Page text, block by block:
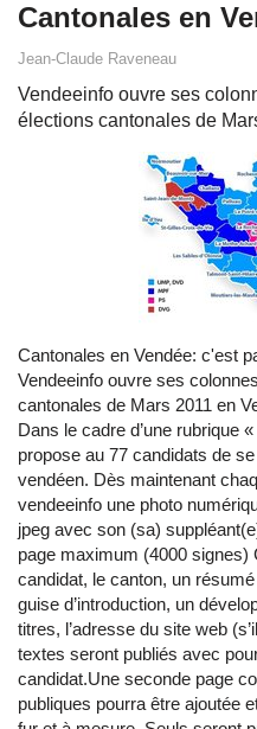
Cantonales en
Jean-Claude Raveneau
Vendeeinfo ouvre ses
élections cantonales de
Cantonales en Vendée: c'est
Vendeeinfo ouvre ses
cantonales de Mars 2011 en
Dans le cadre d’une rubrique
propose au 77 candidats de
vendéen. Dès maintenant
vendeeinfo une photo
jpeg avec son (sa)
page maximum (4000
candidat, le canton, un
guise d’introduction, un
titres, l’adresse du site web
textes seront publiés avec
candidat.Une seconde page
publiques pourra être ajoutée